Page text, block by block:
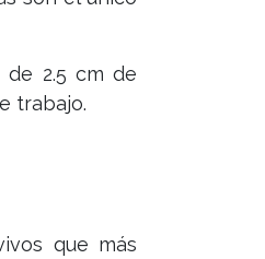
2.5 cm de
trabajo.
que más